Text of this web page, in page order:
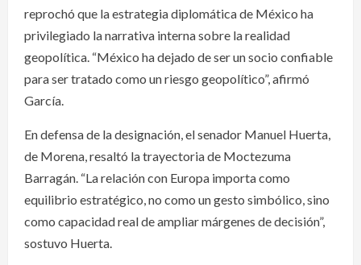
reprochó que la estrategia diplomática de México ha
privilegiado la narrativa interna sobre la realidad
geopolítica. “México ha dejado de ser un socio confiable
para ser tratado como un riesgo geopolítico”, afirmó
García.
En defensa de la designación, el senador Manuel Huerta,
de Morena, resaltó la trayectoria de Moctezuma
Barragán. “La relación con Europa importa como
equilibrio estratégico, no como un gesto simbólico, sino
como capacidad real de ampliar márgenes de decisión”,
sostuvo Huerta.